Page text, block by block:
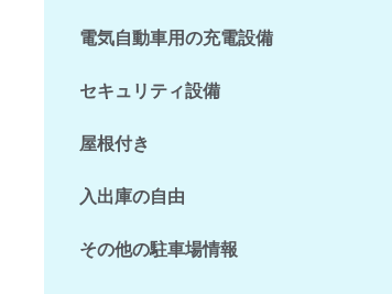
電気自動車用の充電設備
セキュリティ設備
屋根付き
入出庫の自由
その他の駐車場情報